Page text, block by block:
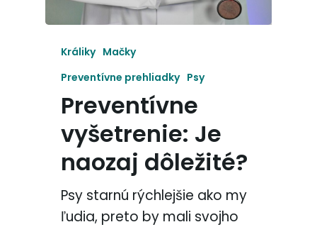
Králiky Mačky
Preventívne prehliadky Psy
Preventívne
vyšetrenie: Je
naozaj dôležité?
Psy starnú rýchlejšie ako my
ľudia, preto by mali svojho